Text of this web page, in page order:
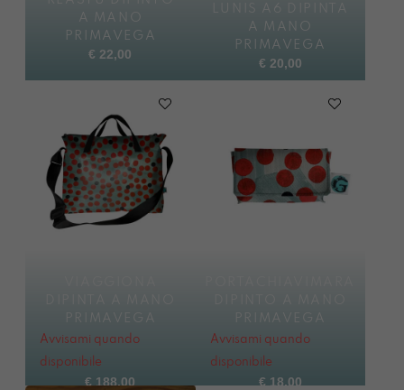
A MANO
PRIMAVEGA
€ 22,00
LUNIS A6 DIPINTA
A MANO
PRIMAVEGA
€ 20,00
PRIMAVEGA
Avvisami quando
disponibile
€188,00
PRIMAVEGA
Avvisami quando
disponibile
€18,00